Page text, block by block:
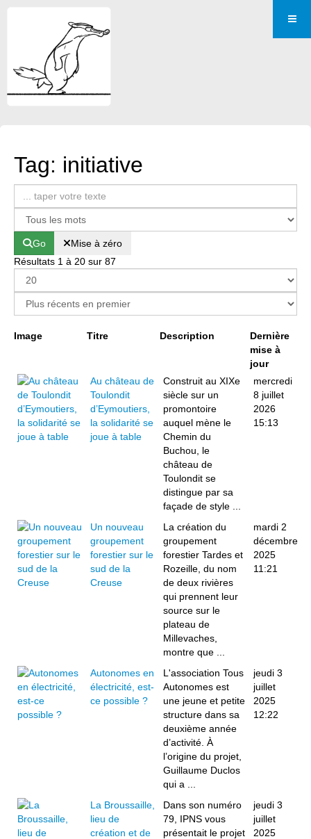
Tag: initiative
Go
Mise à zéro
Résultats 1 à 20 sur 87
Image Titre Description
Dernière
mise à
jour
Au château de
Toulondit
d’Eymoutiers,
la solidarité se
joue à table
Construit au XIXe
siècle sur un
promontoire
auquel mène le
Chemin du
Buchou, le
château de
Toulondit se
distingue par sa
façade de style ...
mercredi
8 juillet
2026
15:13
Un nouveau
groupement
forestier sur le
sud de la
Creuse
La création du
groupement
forestier Tardes et
Rozeille, du nom
de deux rivières
qui prennent leur
source sur le
plateau de
Millevaches,
montre que ...
mardi 2
décembre
2025
11:21
Autonomes en
électricité, est-
ce possible ?
L'association Tous
Autonomes est
une jeune et petite
structure dans sa
deuxième année
d’activité. À
l’origine du projet,
Guillaume Duclos
qui a ...
jeudi 3
juillet
2025
12:22
La Broussaille,
lieu de
création et de
Dans son numéro
79, IPNS vous
présentait le projet
jeudi 3
juillet
2025